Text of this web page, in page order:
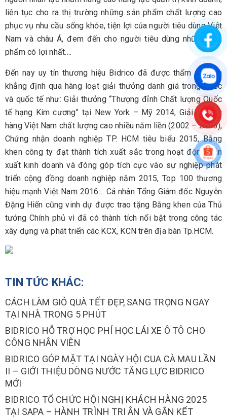
liên tục cho ra thị trường những sản phẩm chất lượng cao
phục vụ nhu cầu sống khỏe, tiện lợi của người tiêu dùng Việt
Nam và châu Á, đem đến cho người tiêu dùng những sản
phẩm có lợi nhất….
Đến nay uy tín thương hiệu Bidrico đã được thẩm định và
khẳng định qua hàng loạt giải thưởng danh giá trong nước
và quốc tế như: Giải thưởng “Thượng đỉnh Chất lượng Quốc
tế hạng Kim cương” tại New York – Mỹ 2014, Giải thưởng
hàng Việt Nam chất lượng cao nhiều năm liền (2002 – 2015),
Chứng nhận doanh nghiệp TP. HCM tiêu biểu 2015, Bằng
khen công ty đạt thành tích xuất sắc trong hoạt động sản
xuất kinh doanh và đóng góp tích cực vào sự nghiệp phát
triển cộng đồng doanh nghiệp năm 2015, Top 100 thương
hiệu mạnh Việt Nam 2016… Cá nhân Tổng Giám đốc Nguyễn
Đặng Hiến cũng vinh dự được trao tặng Bằng khen của Thủ
tướng Chính phủ vì đã có thành tích nổi bật trong công tác
xây dựng và phát triển các KCX, KCN trên địa bàn Tp.HCM.
TIN TỨC KHÁC:
CÁCH LÀM GIỎ QUÀ TẾT ĐẸP, SANG TRỌNG NGAY
TẠI NHÀ TRONG 5 PHÚT
BIDRICO HỖ TRỢ HỌC PHÍ HỌC LÁI XE Ô TÔ CHO
CÔNG NHÂN VIÊN
BIDRICO GÓP MẶT TẠI NGÀY HỘI CUA CÀ MAU LẦN
II – GIỚI THIỆU DÒNG NƯỚC TĂNG LỰC BIDRICO
MỚI
BIDRICO TỔ CHỨC HỘI NGHỊ KHÁCH HÀNG 2025
TẠI SAPA – HÀNH TRÌNH TRI ÂN VÀ GẮN KẾT